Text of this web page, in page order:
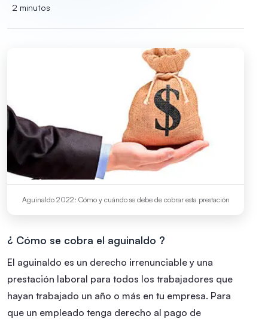
2 minutos
Aguinaldo 2022: Cómo y cuándo se debe de cobrar esta prestación
¿ Cómo se cobra el aguinaldo ?
El aguinaldo es un derecho irrenunciable y una
prestación laboral para todos los trabajadores que
hayan trabajado un año o más en tu empresa. Para
que un empleado tenga derecho al pago de